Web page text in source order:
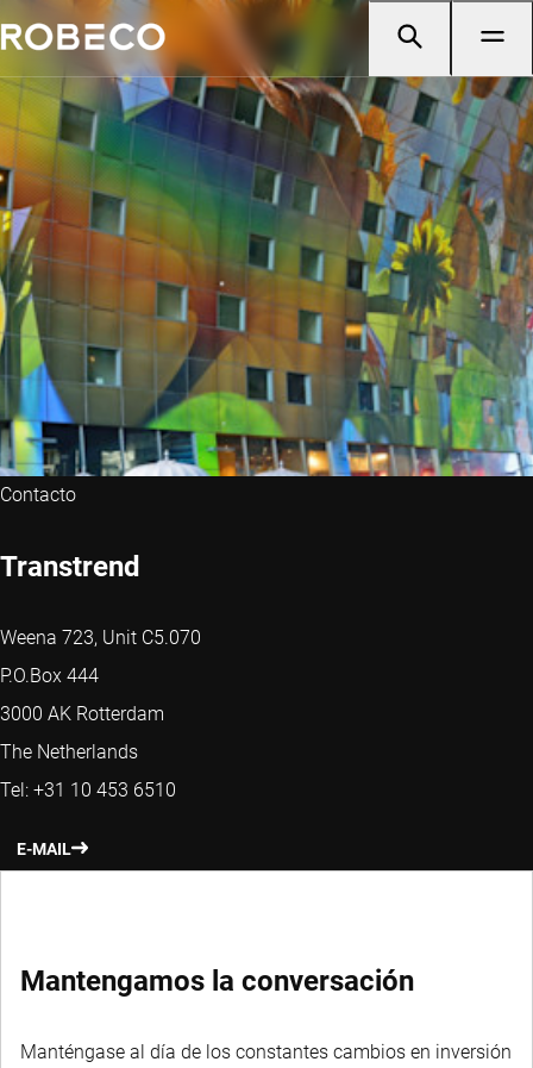
Contacto
Transtrend
Weena 723, Unit C5.070
P.O.Box 444
3000 AK Rotterdam
The Netherlands
Tel: +31 10 453 6510
E-MAIL
Mantengamos la conversación
Manténgase al día de los constantes cambios en inversión